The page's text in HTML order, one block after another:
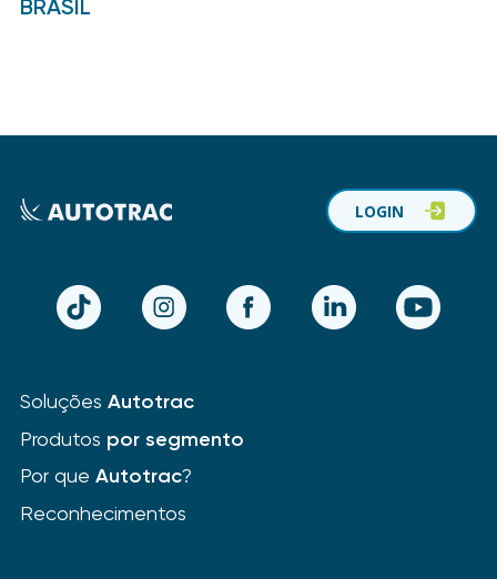
BRASIL
TikTok Instagram Facebook LinkedIn YouTube
LOGIN
Soluções Autotrac
Produtos por segmento
Por que Autotrac?
Reconhecimentos